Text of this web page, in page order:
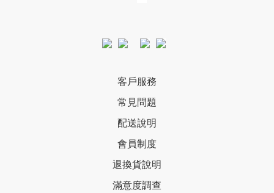
客戶服務
常見問題
配送說明
會員制度
退換貨說明
滿意度調查